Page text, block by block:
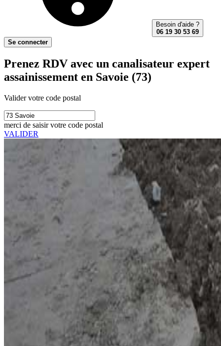
Besoin d'aide ?
06 19 30 53 69
Se connecter
Prenez RDV avec un canalisateur expert
assainissement en Savoie (73)
Valider votre code postal
merci de saisir votre code postal
VALIDER